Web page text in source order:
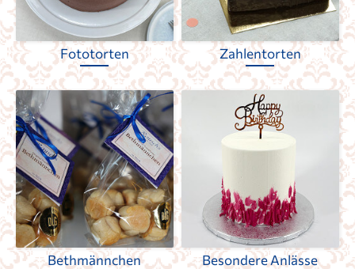
Fototorten Zahlentorten
Bethmännchen Besondere Anlässe